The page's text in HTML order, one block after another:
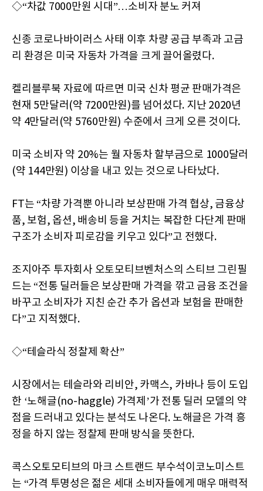
◇“차값 7000만원 시대”…소비자 분노 커져
신종 코로나바이러스 사태 이후 차량 공급 부족과 고금
리 환경은 미국 자동차 가격을 크게 끌어올렸다.
켈리블루북 자료에 따르면 미국 신차 평균 판매가격은
현재 5만달러(약 7200만원)를 넘어섰다. 지난 2020년
약 4만달러(약 5760만원) 수준에서 크게 오른 것이다.
미국 소비자 약 20%는 월 자동차 할부금으로 1000달러
(약 144만원) 이상을 내고 있는 것으로 나타났다.
FT는 “차량 가격뿐 아니라 보상판매 가격 협상, 금융상
품, 보험, 옵션, 배송비 등을 거치는 복잡한 다단계 판매
구조가 소비자 피로감을 키우고 있다”고 전했다.
조지아주 투자회사 오토모티브벤처스의 스티브 그린필
드는 “전통 딜러들은 보상판매 가격을 깎고 금융 조건을
바꾸고 소비자가 지친 순간 추가 옵션과 보험을 판매한
다”고 지적했다.
◇“테슬라식 정찰제 확산”
시장에서는 테슬라와 리비안, 카맥스, 카바나 등이 도입
한 ‘노해글(no-haggle) 가격제’가 전통 딜러 모델의 약
점을 드러내고 있다는 분석도 나온다. 노해글은 가격 흥
정을 하지 않는 정찰제 판매 방식을 뜻한다.
콕스오토모티브의 마크 스트랜드 부수석이코노미스트
는 “가격 투명성은 젊은 세대 소비자들에게 매우 매력적